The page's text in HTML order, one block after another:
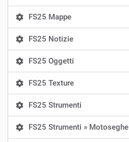
FS25 Mappe
FS25 Notizie
FS25 Oggetti
FS25 Texture
FS25 Strumenti
FS25 Strumenti » Motoseghe